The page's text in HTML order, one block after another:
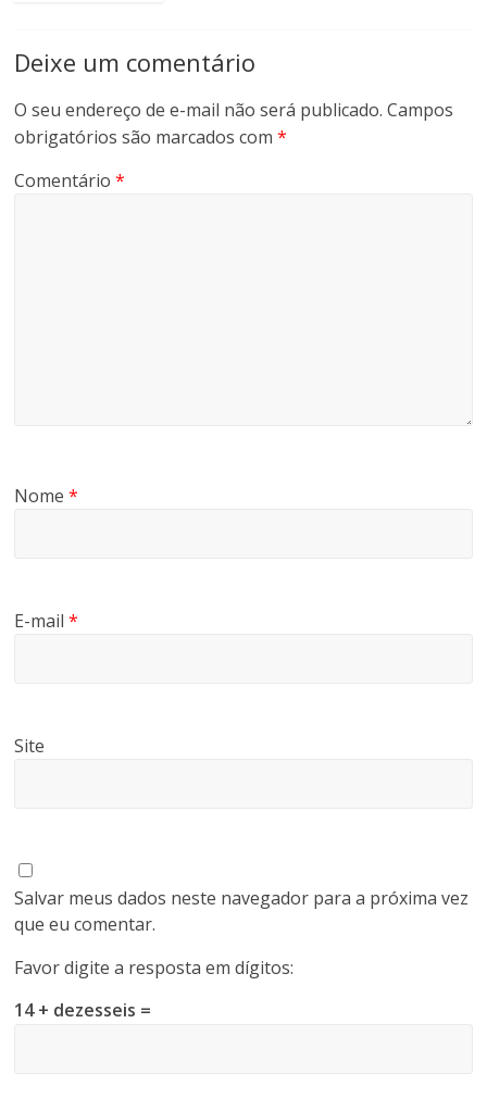
Deixe um comentário
O seu endereço de e-mail não será publicado. Campos
obrigatórios são marcados com*
Comentário*
Nome*
E-mail*
Site
Salvar meus dados neste navegador para a próxima vez
que eu comentar.
Favor digite a resposta em dígitos:
14 + dezesseis =